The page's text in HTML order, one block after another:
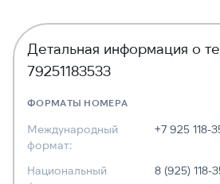
Детальная информация о
79251183533
ФОРМАТЫ НОМЕРА
Международный
формат:
+7 925 118-
Национальный
8 (925) 118-